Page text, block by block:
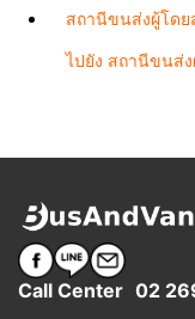
สถานีขนส่งผู้โดย
ไปยัง สถานีขนส่
Call Center 02